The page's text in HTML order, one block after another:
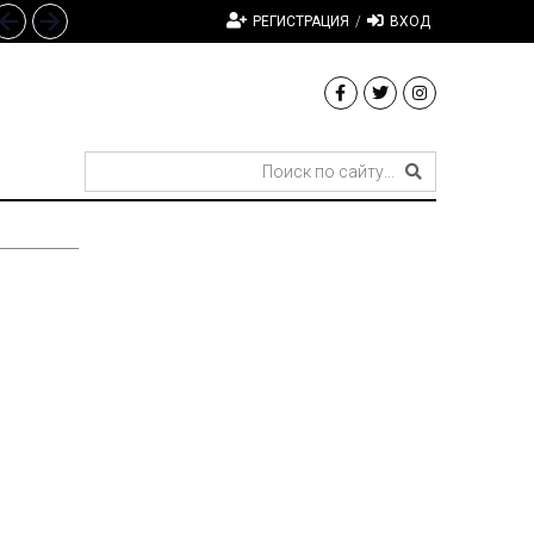
РЕГИСТРАЦИЯ / ВХОД